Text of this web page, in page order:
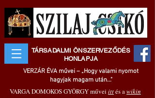
TÁRSADALMI ÖNSZERVEZŐDÉS
HONLAPJA
VERZÁR ÉVA művei – „Hogy valami nyomot
hagyjak magam után..."
VARGA DOMOKOS GYÖRGY művei ittés awikin